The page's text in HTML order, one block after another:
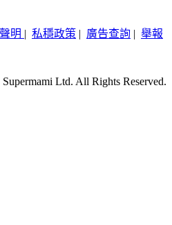
明 | 私穩政策 | 廣告查詢 | 舉報
Ltd. All Rights Reserved.